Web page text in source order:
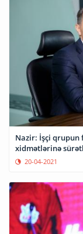
Nazir: İşçi qrupun
xidmətlərinə
20-04-2021